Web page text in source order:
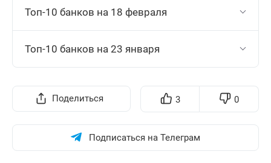
Топ-10 банков на 18 февраля
Топ-10 банков на 23 января
Поделиться 3 0
Подписаться на Телеграм